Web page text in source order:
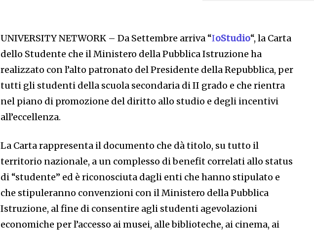
UNIVERSITY NETWORK – Da Settembre arriva “IoStudio“, la Carta
dello Studente che il Ministero della Pubblica Istruzione ha
realizzato con l’alto patronato del Presidente della Repubblica, per
tutti gli studenti della scuola secondaria di II grado e che rientra
nel piano di promozione del diritto allo studio e degli incentivi
all’eccellenza.
La Carta rappresenta il documento che dà titolo, su tutto il
territorio nazionale, a un complesso di benefit correlati allo status
di “studente” ed è riconosciuta dagli enti che hanno stipulato e
che stipuleranno convenzioni con il Ministero della Pubblica
Istruzione, al fine di consentire agli studenti agevolazioni
economiche per l’accesso ai musei, alle biblioteche, ai cinema, ai